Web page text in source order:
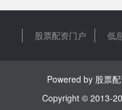
股票配资门户 低
Powered by 股票
Copyright © 2013-